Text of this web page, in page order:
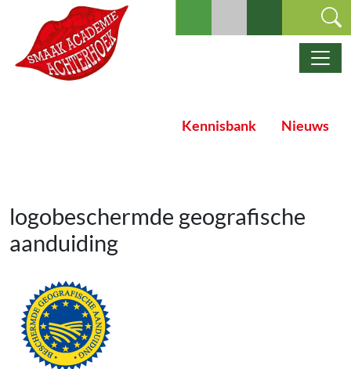
Ga naar de inhoud
Hoofdnavigatie
Kennisbank Nieuws
logobeschermde geografische
aanduiding